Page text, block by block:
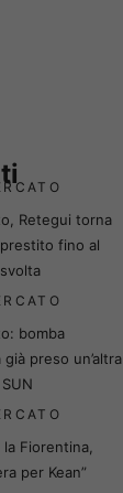
Retegui torna
fino al
bomba
già preso un’altra
Fiorentina,
per Kean”